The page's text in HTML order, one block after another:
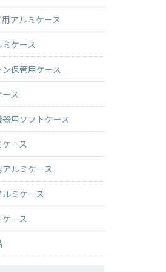
アルミケース
ケース
保管用ケース
ス
用ソフトケース
ース
ルミケース
ミケース
ース